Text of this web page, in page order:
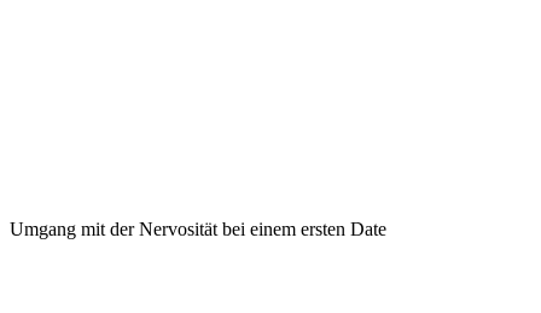
Umgang mit der Nervosität bei einem ersten Date